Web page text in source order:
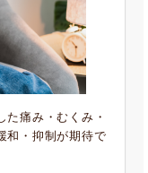
た痛み・むくみ・
和・抑制が期待で